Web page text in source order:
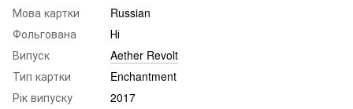
Мова картки
Russian
Фольгована
Ні
Випуск
Aether Revolt
Тип картки
Enchantment
Рік випуску
2017